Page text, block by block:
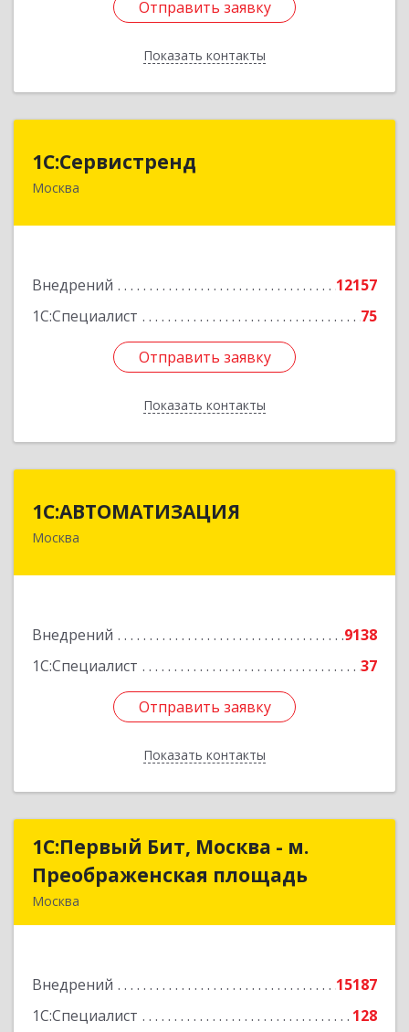
Отправить заявку
Показать контакты
Отправить заявку
Назад
1С:Сервистренд
Москва
Внедрений
12157
1С:Специалист
75
Отправить заявку
Показать контакты
107023, Москва г, Семёновский пер, дом № 15,
Отправить заявку
Назад
1С:АВТОМАТИЗАЦИЯ
Москва
Внедрений
9138
1С:Специалист
37
Отправить заявку
Показать контакты
111024, Москва г, Энтузиастов 1-я ул, дом №
Отправить заявку
Назад
1С:Первый Бит, Москва - м.
Преображенская площадь
Москва
Внедрений
15187
1С:Специалист
128
1С:Первый Бит, Москва - м.
Преображенская площадь
Подробнее